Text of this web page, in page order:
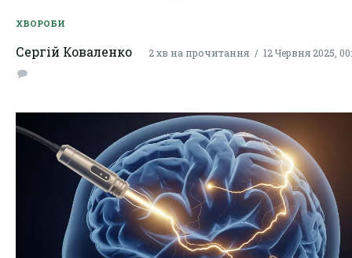
ХВОРОБИ
Сергій Коваленко 2 хв на прочитання 12 Червня 2025,